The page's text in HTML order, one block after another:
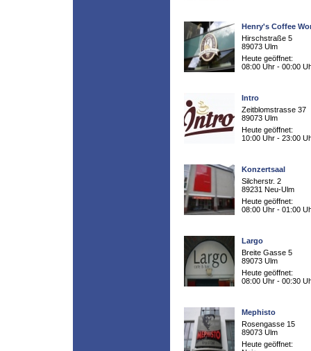
Henry's Coffee
Hirschstraße 5
89073 Ulm
Heute geöffnet:
08:00 Uhr - 00:00
Intro
Zeitblomstrasse 37
89073 Ulm
Heute geöffnet:
10:00 Uhr - 23:00
Konzertsaal
Silcherstr. 2
89231 Neu-Ulm
Heute geöffnet:
08:00 Uhr - 01:00
Largo
Breite Gasse 5
89073 Ulm
Heute geöffnet:
08:00 Uhr - 00:30
Mephisto
Rosengasse 15
89073 Ulm
Heute geöffnet: